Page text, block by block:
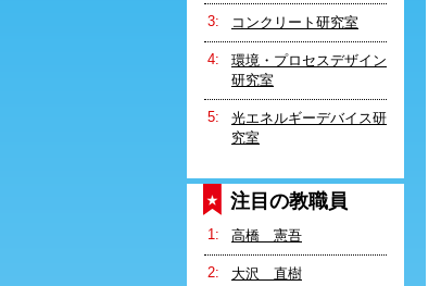
コンクリート研究室
環境・プロセスデザイン
研究室
光エネルギーデバイス研
究室
注目の教職員
高橋 憲吾
大沢 直樹